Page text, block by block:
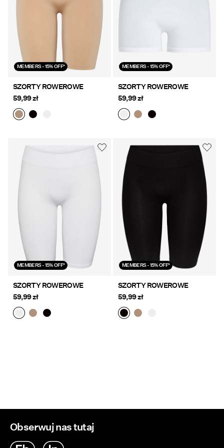
MEMBERS - 15% OFF*
SZORTY ROWEROWE
59,99 zł
MEMBERS - 15% OFF*
SZORTY ROWEROWE
59,99 zł
MEMBERS - 15% OFF*
SZORTY ROWEROWE
59,99 zł
MEMBERS - 15% OFF*
SZORTY ROWEROWE
59,99 zł
Obserwuj nas tutaj